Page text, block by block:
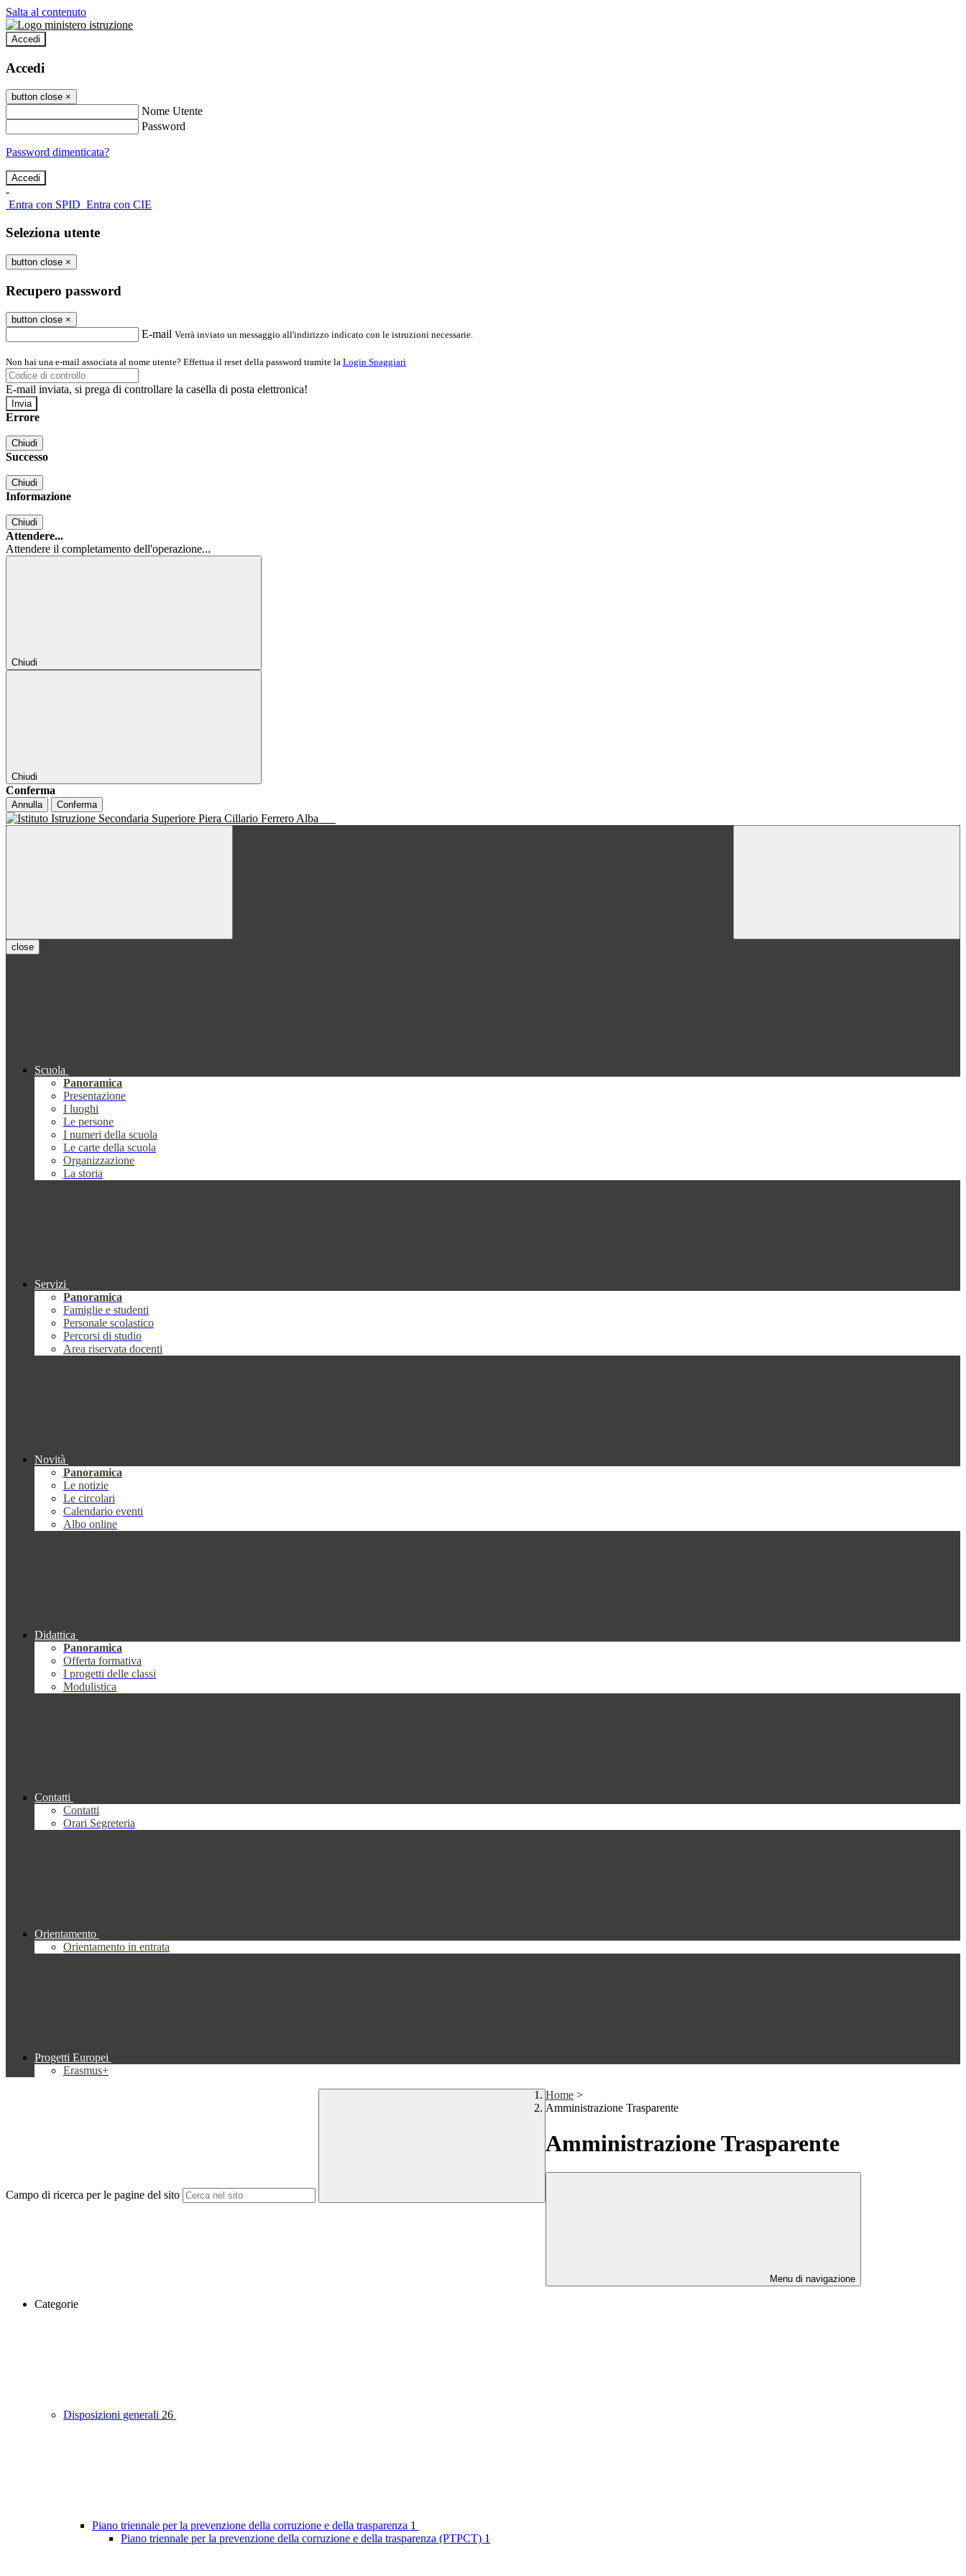
Salta al contenuto
Accedi
Accedi
button close ×
Nome Utente
Password
Password dimenticata?
-
Entra con SPID Entra con CIE
Seleziona utente
button close ×
Recupero password
button close ×
E-mail Verrà inviato un messaggio all'indirizzo indicato con le istruzioni necessarie.
Non hai una e-mail associata al nome utente? Effettua il reset della password tramite la Login Spaggiari
E-mail inviata, si prega di controllare la casella di posta elettronica!
Errore
Chiudi
Successo
Chiudi
Informazione
Chiudi
Attendere...
Attendere il completamento dell'operazione...
Chiudi
Chiudi
Conferma
Annulla Conferma
close
Scuola
Panoramica
Presentazione
I luoghi
Le persone
I numeri della scuola
Le carte della scuola
Organizzazione
La storia
Servizi
Panoramica
Famiglie e studenti
Personale scolastico
Percorsi di studio
Area riservata docenti
Novità
Panoramica
Le notizie
Le circolari
Calendario eventi
Albo online
Didattica
Panoramica
Offerta formativa
I progetti delle classi
Modulistica
Contatti
Contatti
Orari Segreteria
Orientamento
Orientamento in entrata
Progetti Europei
Erasmus+
Campo di ricerca per le pagine del sito
Home >
Amministrazione Trasparente
Amministrazione Trasparente
Menu di navigazione
Categorie
Disposizioni generali 26
Piano triennale per la prevenzione della corruzione e della trasparenza 1
Piano triennale per la prevenzione della corruzione e della trasparenza (PTPCT) 1